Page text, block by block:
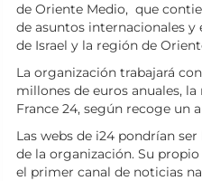
de Oriente Medio, que
de asuntos internacionales y
de Israel y la región de
La organización trabajará
millones de euros anuales,
France 24, según recoge un
Las webs de i24 pondrían
de la organización. Su
el primer canal de noticias